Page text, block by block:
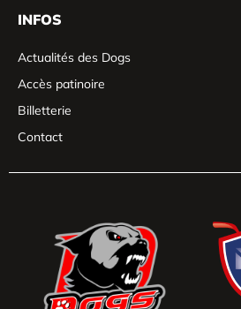
INFOS
Actualités des Dogs
Accès patinoire
Billetterie
Contact